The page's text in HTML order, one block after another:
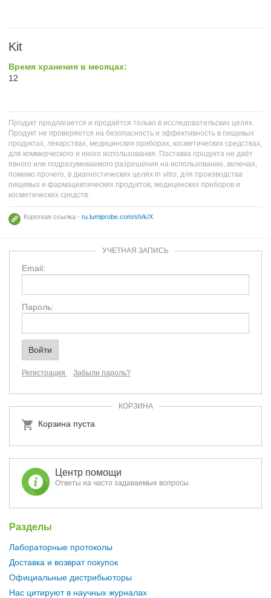
Kit
Время хранения в месяцах:
12
Продукт предлагается и продаётся только в исследовательских целях.
Продукт не проверяется на безопасность и эффективность в пищевых
продуктах, лекарствах, медицинских приборах, косметических средствах,
для коммерческого и иного использования. Поставка продукта не даёт
явного или подразумеваемого разрешения на использование, включая,
помимо прочего, в диагностических целях in vitro, для производства
пищевых и фармацевтических продуктов, медицинских приборов и
косметических средств.
Короткая ссылка - ru.lumiprobe.com/sh/k/X
УЧЕТНАЯ ЗАПИСЬ
Email:
Пароль:
Регистрация Забыли пароль?
КОРЗИНА
Корзина пуста
Центр помощи
Ответы на часто задаваемые вопросы
Разделы
Лабораторные протоколы
Доставка и возврат покупок
Официальные дистрибьюторы
Нас цитируют в научных журналах